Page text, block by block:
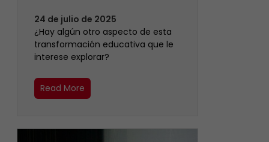
24 de julio de 2025
¿Hay algún otro aspecto de esta
transformación educativa que le
interese explorar?
Read More